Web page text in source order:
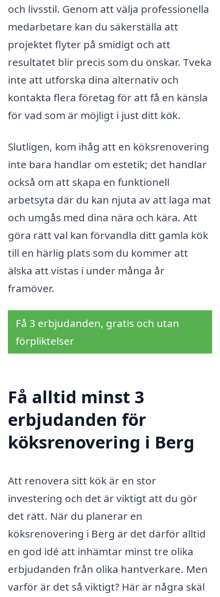
och livsstil. Genom att välja professionella
medarbetare kan du säkerställa att
projektet flyter på smidigt och att
resultatet blir precis som du önskar. Tveka
inte att utforska dina alternativ och
kontakta flera företag för att få en känsla
för vad som är möjligt i just ditt kök.
Slutligen, kom ihåg att en köksrenovering
inte bara handlar om estetik; det handlar
också om att skapa en funktionell
arbetsyta där du kan njuta av att laga mat
och umgås med dina nära och kära. Att
göra rätt val kan förvandla ditt gamla kök
till en härlig plats som du kommer att
älska att vistas i under många år
framöver.
Få 3 erbjudanden, gratis och utan
förpliktelser
Få alltid minst 3
erbjudanden för
köksrenovering i Berg
Att renovera sitt kök är en stor
investering och det är viktigt att du gör
det rätt. När du planerar en
köksrenovering i Berg är det därför alltid
en god idé att inhämtar minst tre olika
erbjudanden från olika hantverkare. Men
varför är det så viktigt? Här är några skäl